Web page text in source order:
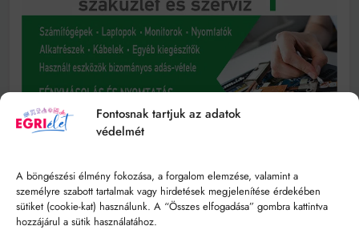
Fontosnak tartjuk az adatok
védelmét
A böngészési élmény fokozása, a forgalom elemzése, valamint a
személyre szabott tartalmak vagy hirdetések megjelenítése érdekében
sütiket (cookie-kat) használunk. A “Összes elfogadása” gombra kattintva
hozzájárul a sütik használatához.